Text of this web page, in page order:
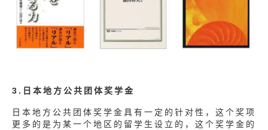
3.日本地方公共团体奖学金
日本地方公共团体奖学金具有一定的针对性，这个奖项
更多的是为某一个地区的留学生设立的，这个奖学金的